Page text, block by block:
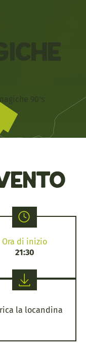
90’s
Ora di inizio
21:30
la locandina